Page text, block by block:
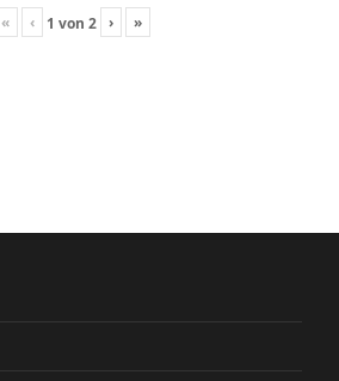
« ‹ 1 von 2 › »